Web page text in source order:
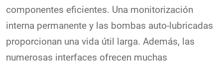
componentes eficientes. Una monitorización
interna permanente y las bombas auto-lubricadas
proporcionan una vida útil larga. Además, las
numerosas interfaces ofrecen muchas